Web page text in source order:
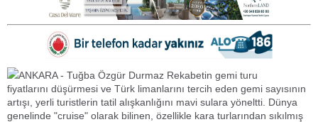
ANKARA - Tuğba Özgür Durmaz Rekabetin gemi turu
fiyatlarını düşürmesi ve Türk limanlarını tercih eden gemi sayısının
artışı, yerli turistlerin tatil alışkanlığını mavi sulara yöneltti. Dünya
genelinde "cruise" olarak bilinen, özellikle kara turlarından sıkılmış